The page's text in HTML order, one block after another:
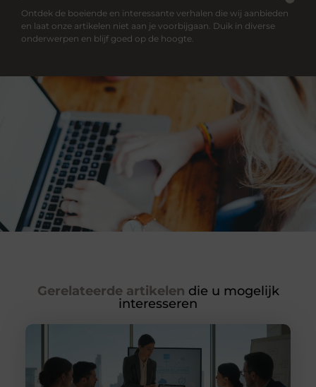
Ontdek de boeiende en interessante verhalen die wij aanbieden
en laat onze artikelen niet aan je voorbijgaan. Duik in diverse
onderwerpen en blijf goed op de hoogte.
Gerelateerde artikelen die u mogelijk
interesseren